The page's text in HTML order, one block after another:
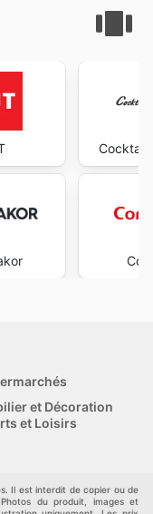
Cocktail
et Décoration
et Loisirs
Il est interdit de copier ou de
du produit, images et